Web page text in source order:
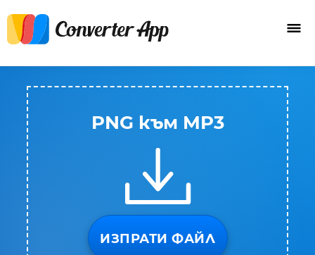
PNG към MP3
ИЗПРАТИ ФАЙЛ